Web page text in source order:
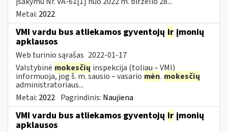
Metai: 2022
VMI vardu bus atliekamos gyventojų ir įmonių
apklausos
Web turinio sąrašas 2022-01-17
Valstybinė mokesčių inspekcija (toliau – VMI)
informuoja, jog š. m. sausio – vasario mėn. mokesčių
administratoriaus...
Metai: 2022 Pagrindinis: Naujiena
VMI vardu bus atliekamos gyventojų ir įmonių
apklausos